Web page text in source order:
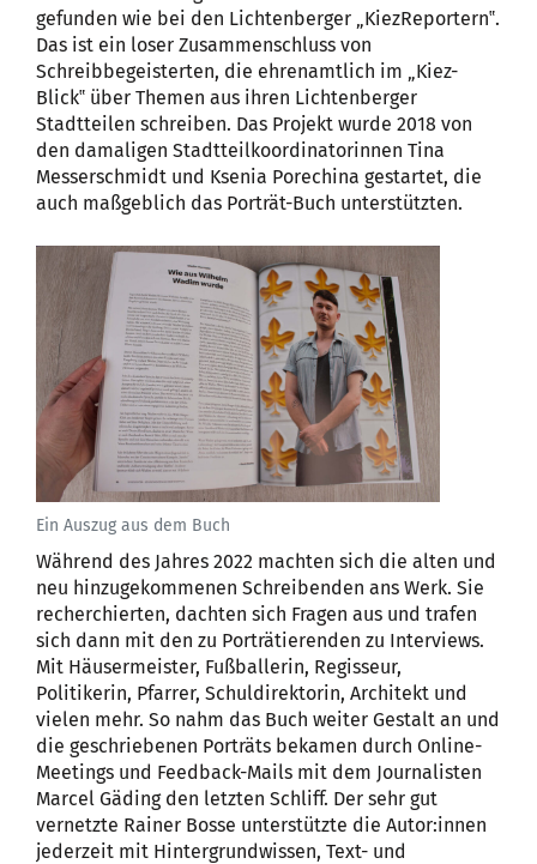
gefunden wie bei den Lichtenberger „KiezReportern‟.
Das ist ein loser Zusammenschluss von
Schreibbegeisterten, die ehrenamtlich im „Kiez-
Blick‟ über Themen aus ihren Lichtenberger
Stadtteilen schreiben. Das Projekt wurde 2018 von
den damaligen Stadtteilkoordinatorinnen Tina
Messerschmidt und Ksenia Porechina gestartet, die
auch maßgeblich das Porträt-Buch unterstützten.
Ein Auszug aus dem Buch
Während des Jahres 2022 machten sich die alten und
neu hinzugekommenen Schreibenden ans Werk. Sie
recherchierten, dachten sich Fragen aus und trafen
sich dann mit den zu Porträtierenden zu Interviews.
Mit Häusermeister, Fußballerin, Regisseur,
Politikerin, Pfarrer, Schuldirektorin, Architekt und
vielen mehr. So nahm das Buch weiter Gestalt an und
die geschriebenen Porträts bekamen durch Online-
Meetings und Feedback-Mails mit dem Journalisten
Marcel Gäding den letzten Schliff. Der sehr gut
vernetzte Rainer Bosse unterstützte die Autor:innen
jederzeit mit Hintergrundwissen, Text- und